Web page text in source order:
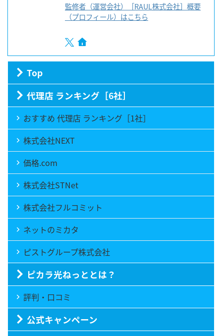
監修者（運営会社）［RAUL株式会社］概要
（プロフィール）はこちら
Top
代理店 ランキング［6社］
おすすめ 代理店 ランキング［1社］
株式会社NEXT
価格.com
株式会社STNet
株式会社フルコミット
ネットのミカタ
ピストグループ株式会社
ピカラ光ねっととは？
評判・口コミ
公式キャンペーン